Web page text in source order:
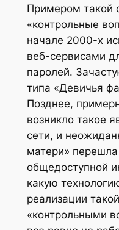
Примером такой
«контрольные
начале 2000-х
веб-сервисами
паролей.
типа «Девичья
Позднее,
возникло такое
сети, и
матери»
общедоступной
какую
реализации
«контрольными